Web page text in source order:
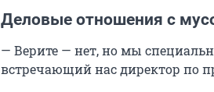
Деловые отношения с
— Верите — нет, но мы
встречающий нас директор по